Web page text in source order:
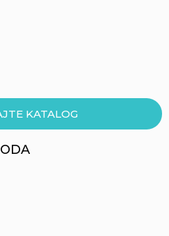
KATALOG